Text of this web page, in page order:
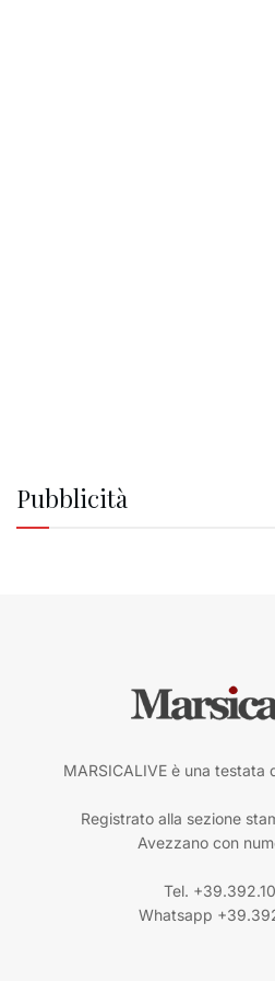
Pubblicità
MARSICALIVE è una testata
Registrato alla sezione
Avezzano con
Tel.
Whatsapp